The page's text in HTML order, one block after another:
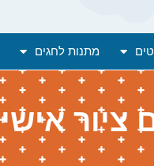
מתנות לחגים
ציור אישי